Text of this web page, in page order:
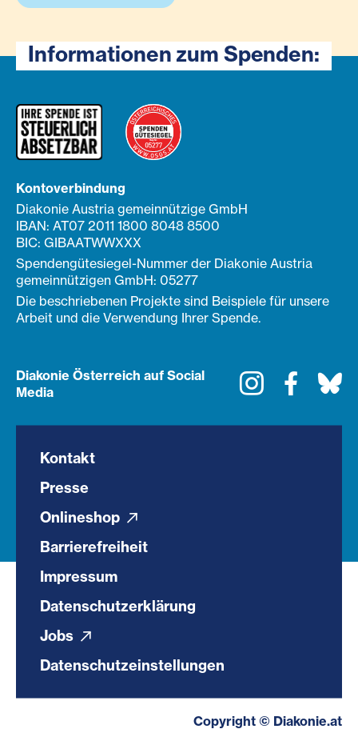
Informationen zum Spenden:
Kontoverbindung
Diakonie Austria gemeinnützige GmbH
IBAN: AT07 2011 1800 8048 8500
BIC: GIBAATWWXXX
Spendengütesiegel-Nummer der Diakonie Austria
gemeinnützigen GmbH: 05277
Die beschriebenen Projekte sind Beispiele für unsere
Arbeit und die Verwendung Ihrer Spende.
Diakonie Österreich auf Social
Media
Instagram
Kontakt
Presse
Onlineshop
Barrierefreiheit
Impressum
Datenschutzerklärung
Jobs
Datenschutzeinstellungen
Copyright © Diakonie.at